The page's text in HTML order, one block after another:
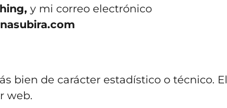
y mi correo electrónico
bien de carácter estadístico o técnico. El
web.